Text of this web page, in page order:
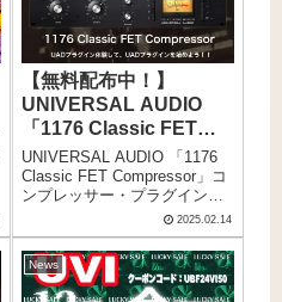
【無料配布中！】
UNIVERSAL AUDIO
「1176 Classic FET
Compressor」コンプレ
ッサー・プラグインが
2/14(金)2時〜2/28(金)の
期間限定で無料配布！！
UNIVERSAL AUDIO 「1176
Classic FET Compressor」コ
ンプレッサー・プラグイン
が、2/14(金)2時〜2/28(金)の期
間限定で無料配布！今すぐに
ゲットしよう！
2025.02.14
News